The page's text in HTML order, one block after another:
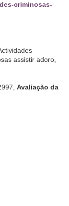
criminosas-
assistir adoro,
Avaliação da